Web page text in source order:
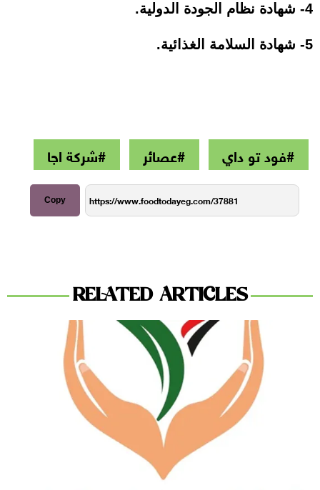
4- شهادة نظام الجودة الدولية.
5- شهادة السلامة الغذائية.
#فود تو داي #عصائر #شركة اجا
Copy
RELATED ARTICLES